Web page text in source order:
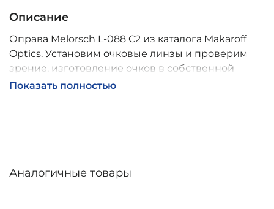
Описание
Оправа Melorsch L-088 C2 из каталога Makaroff
Optics. Установим очковые линзы и проверим
зрение, изготовление очков в собственной
мастерской, обычно 2–5 дней, индивидуальные
Показать полностью
Аналогичные товары